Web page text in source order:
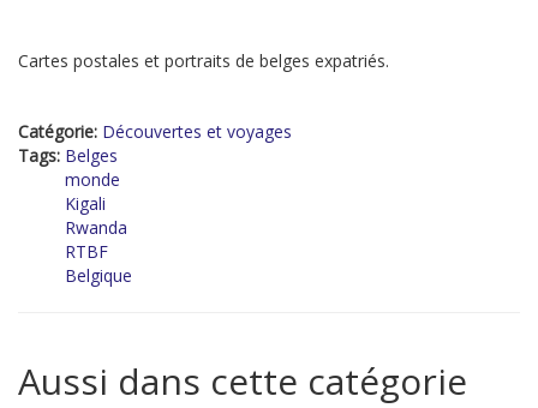
Cartes postales et portraits de belges expatriés.
Catégorie: Découvertes et voyages
Tags: Belges
monde
Kigali
Rwanda
RTBF
Belgique
Aussi dans cette catégorie